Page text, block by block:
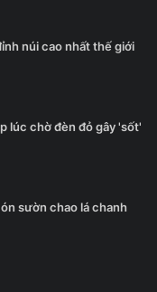
núi cao nhất thế giới
lúc chờ đèn đỏ gây 'sốt'
sườn chao lá chanh